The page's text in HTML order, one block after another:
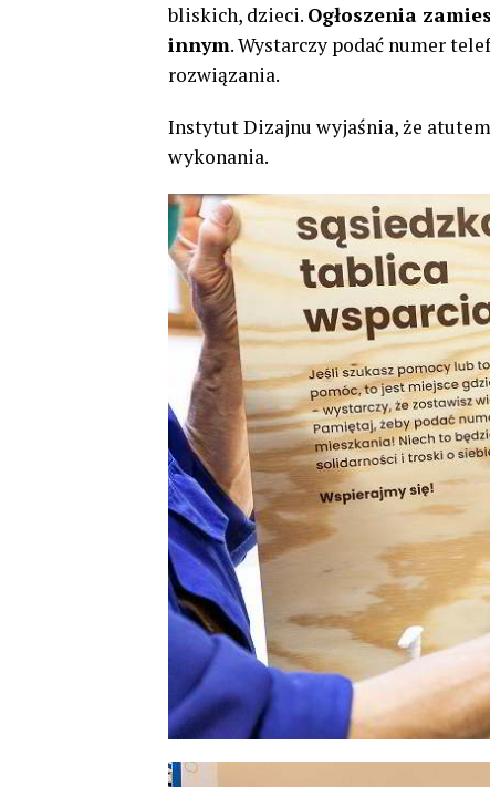
bliskich, dzieci. Ogłoszenia
innym. Wystarczy podać numer
rozwiązania.
Instytut Dizajnu wyjaśnia, że
wykonania.